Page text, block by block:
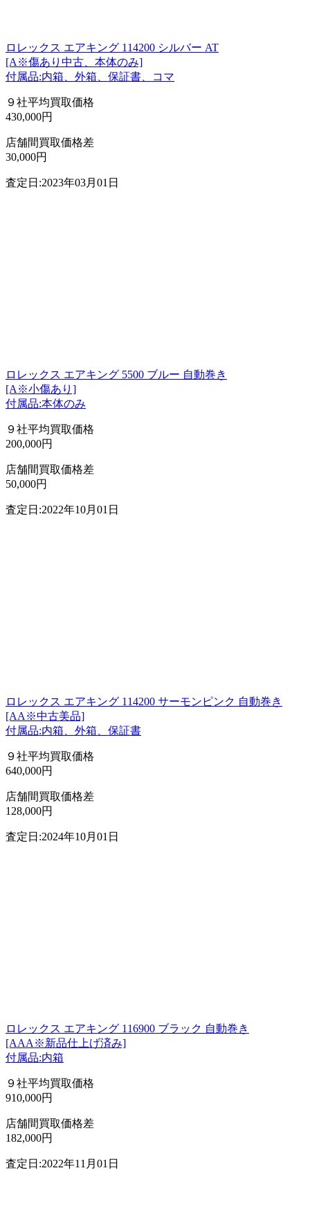
ロレックス エアキング 114200 シルバー AT
[A※傷あり中古、本体のみ]
付属品:内箱、外箱、保証書、コマ
９社平均買取価格
430,000円
店舗間買取価格差
30,000円
査定日:2023年03月01日
ロレックス エアキング 5500 ブルー 自動巻き
[A※小傷あり]
付属品:本体のみ
９社平均買取価格
200,000円
店舗間買取価格差
50,000円
査定日:2022年10月01日
ロレックス エアキング 114200 サーモンピンク 自動巻き
[AA※中古美品]
付属品:内箱、外箱、保証書
９社平均買取価格
640,000円
店舗間買取価格差
128,000円
査定日:2024年10月01日
ロレックス エアキング 116900 ブラック 自動巻き
[AAA※新品仕上げ済み]
付属品:内箱
９社平均買取価格
910,000円
店舗間買取価格差
182,000円
査定日:2022年11月01日